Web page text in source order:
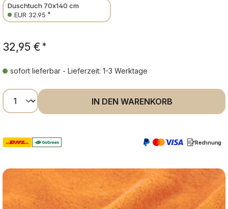
Duschtuch 70x140 cm
EUR 32.95 *
32,95 € *
sofort lieferbar - Lieferzeit: 1-3 Werktage
Produkt Anzahl: Gib den gewünschten
IN DEN WARENKORB
Rechnung